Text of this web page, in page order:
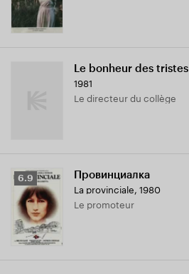
Le bonheur des tristes
1981
Le directeur du collège
Рейтинг
Кинопоиска
6.9
6.9 Провинциалка
La provinciale, 1980
Le promoteur